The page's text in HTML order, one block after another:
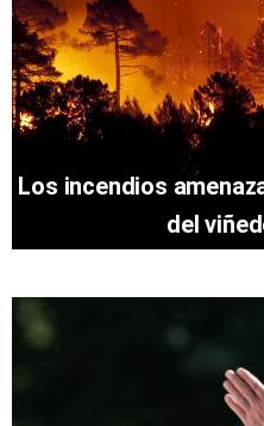
Los incendios
del